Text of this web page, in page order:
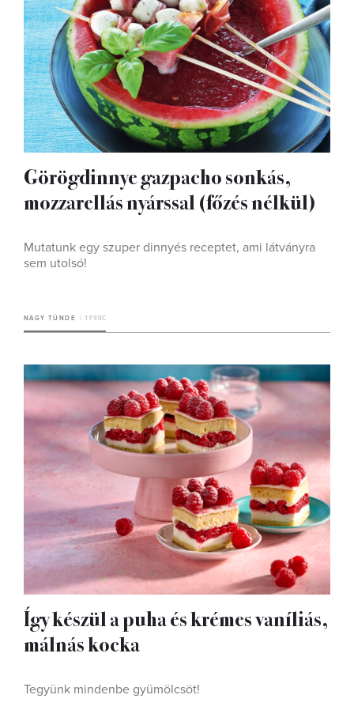
Görögdinnye gazpacho sonkás,
mozzarellás nyárssal (főzés nélkül)
Mutatunk egy szuper dinnyés receptet, ami látványra
sem utolsó!
NAGY TÜNDE 1 PERC
Így készül a puha és krémes vaníliás,
málnás kocka
Tegyünk mindenbe gyümölcsöt!